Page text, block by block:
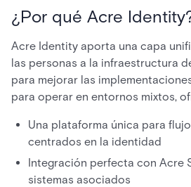
¿Por qué Acre
Acre Identity aporta una capa
las personas a la infraestructura
para mejorar las
para operar en entornos mixtos,
Una plataforma única para
centrados en la identidad
Integración perfecta con Acre
sistemas asociados